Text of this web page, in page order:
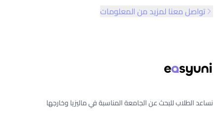
تواصل معنا لمزيد من المعلومات
نساعد الطلاب للبحث عن الجامعة المناسبة في ماليزيا وخارجها